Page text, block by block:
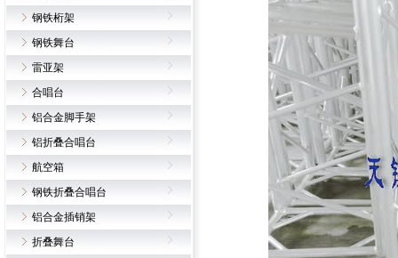
钢铁桁架
钢铁舞台
雷亚架
合唱台
铝合金脚手架
铝折叠合唱台
航空箱
钢铁折叠合唱台
铝合金插销架
折叠舞台